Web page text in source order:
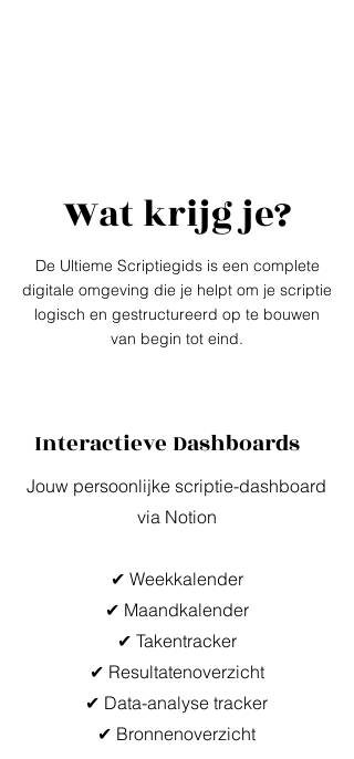
Wat krijg je?
De Ultieme Scriptiegids is een complete
digitale omgeving die je helpt om je scriptie
logisch en gestructureerd op te bouwen
van begin tot eind.
Interactieve Dashboards
Jouw persoonlijke scriptie-dashboard
via Notion
✔ Weekkalender
✔ Maandkalender
✔ Takentracker
✔ Resultatenoverzicht
✔ Data-analyse tracker
✔ Bronnenoverzicht